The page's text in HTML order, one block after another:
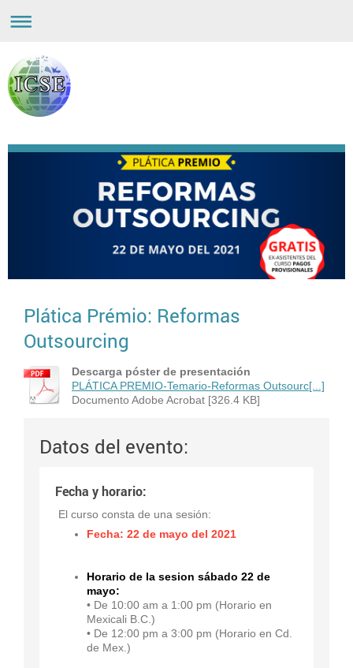
Plática Prémio: Reformas
Outsourcing
Descarga póster de presentación
PLÁTICA PREMIO-Temario-Reformas Outsourc[...]
Documento Adobe Acrobat [326.4 KB]
Datos del evento:
Fecha y horario:
El curso consta de una sesión:
Fecha: 22 de mayo del 2021
Horario de la sesion sábado 22 de
mayo:
• De 10:00 am a 1:00 pm (Horario en
Mexicali B.C.)
• De 12:00 pm a 3:00 pm (Horario en Cd.
de Mex.)